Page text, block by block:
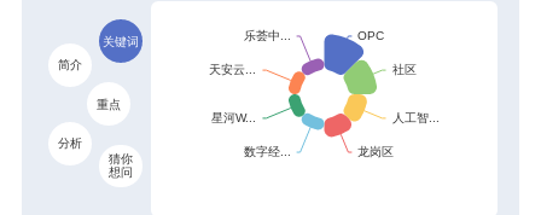
关键词
简介
重点
分析
猜你
想问